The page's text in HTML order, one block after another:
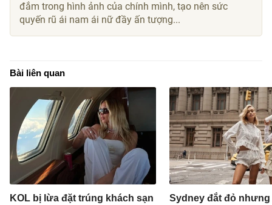
đắm trong hình ảnh của chính mình, tạo nên sức
quyến rũ ái nam ái nữ đầy ấn tượng...
Bài liên quan
KOL bị lừa đặt trúng khách sạn
Sydney đắt đỏ